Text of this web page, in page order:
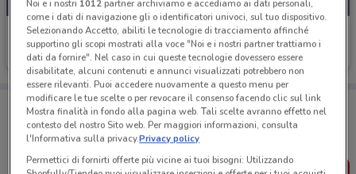
Pali
Scade il 31/12
Porta DoveConviene sempre con te!
Puoi trovare le migliori offerte dei negozi vicino a te,
salvarle e creare la tua lista del risparmio, comodamente
dal tuo cellulare.
Noi e i nostri 1012partner archiviamo e accediamo ai dati personali,
come i dati di navigazione gli o identificatori univoci, sul tuo dispositivo.
Selezionando Accetto, abiliti le tecnologie di tracciamento affinché
supportino gli scopi mostrati alla voce "Noi e i nostri partner trattiamo i
dati da fornire". Nel caso in cui queste tecnologie dovessero essere
disabilitate, alcuni contenuti e annunci visualizzati potrebbero non
essere rilevanti. Puoi accedere nuovamente a questo menu per
modificare le tue scelte o per revocare il consenso facendo clic sul link
Mostra finalità in fondo alla pagina web. Tali scelte avranno effetto nel
contesto del nostro Sito web. Per maggiori informazioni, consulta
l'Informativa sulla privacy.Privacy policy
Permettici di fornirti offerte più vicine ai tuoi bisogni: Utilizzando